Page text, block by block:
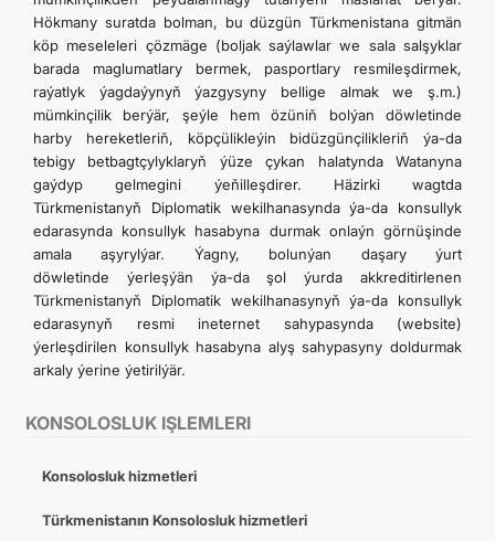
KONSOLOSLUK IŞLEMLERI
Konsolosluk hizmetleri
Türkmenistanın Konsolosluk hizmetleri
Hökmany suratda bolman, bu düzgün Türkmenistana gitmän
köp meseleleri çözmäge (boljak saýlawlar we sala salşyklar
barada maglumatlary bermek, pasportlary resmileşdirmek,
raýatlyk ýagdaýynyň ýazgysyny bellige almak we ş.m.)
mümkinçilik berýär, şeýle hem özüniň bolýan döwletinde
harby hereketleriň, köpçülikleýin bidüzgünçilikleriň ýa-da
tebigy betbagtçylyklaryň ýüze çykan halatynda Watanyna
gaýdyp gelmegini ýeňilleşdirer. Häzirki wagtda
Türkmenistanyň Diplomatik wekilhanasynda ýa-da konsullyk
edarasynda konsullyk hasabyna durmak onlaýn görnüşinde
amala aşyrylýar. Ýagny, bolunýan daşary ýurt
döwletinde ýerleşýän ýa-da şol ýurda akkreditirlenen
Türkmenistanyň Diplomatik wekilhanasynyň ýa-da konsullyk
edarasynyň resmi ineternet sahypasynda (website)
ýerleşdirilen konsullyk hasabyna alyş sahypasyny doldurmak
arkaly ýerine ýetirilýär.